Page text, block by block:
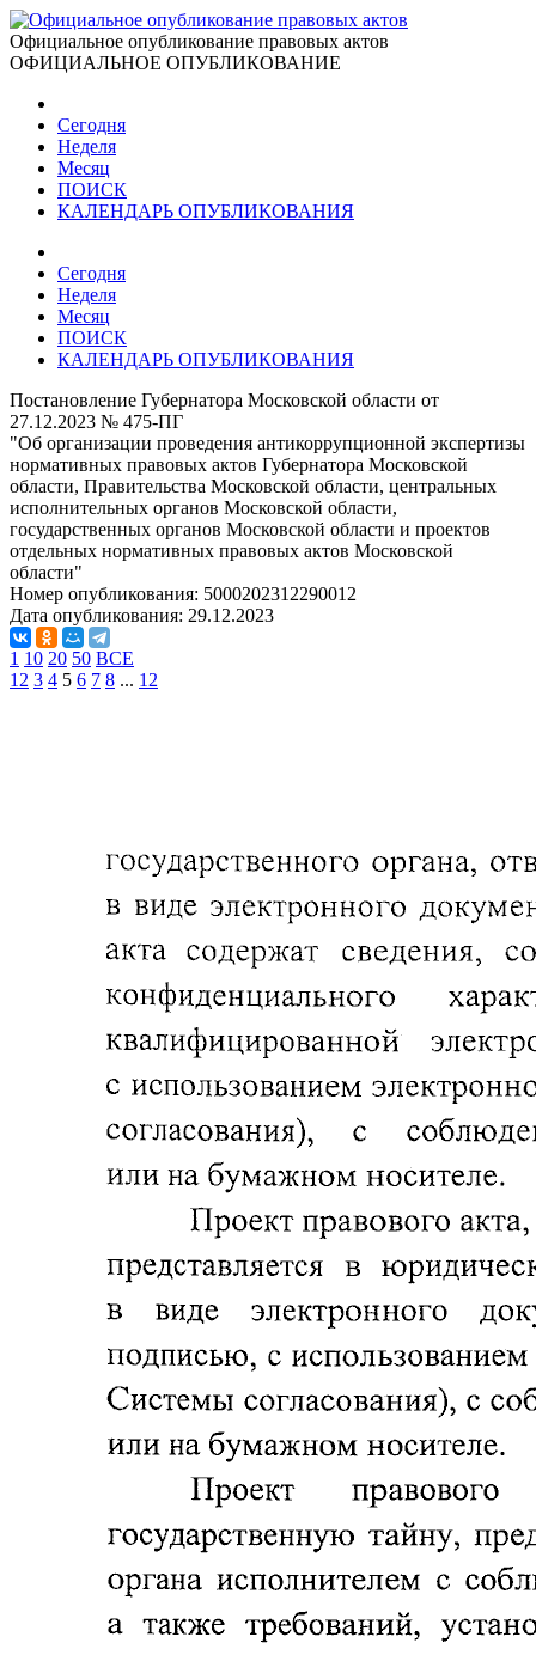
Официальное опубликование правовых актов
ОФИЦИАЛЬНОЕ ОПУБЛИКОВАНИЕ
Сегодня
Неделя
Месяц
ПОИСК
КАЛЕНДАРЬ ОПУБЛИКОВАНИЯ
Сегодня
Неделя
Месяц
ПОИСК
КАЛЕНДАРЬ ОПУБЛИКОВАНИЯ
Постановление Губернатора Московской области от
27.12.2023 № 475-ПГ
"Об организации проведения антикоррупционной экспертизы
нормативных правовых актов Губернатора Московской
области, Правительства Московской области, центральных
исполнительных органов Московской области,
государственных органов Московской области и проектов
отдельных нормативных правовых актов Московской
области"
Номер опубликования: 5000202312290012
Дата опубликования: 29.12.2023
1 10 20 50 ВСЕ
1 2 3 4 5 6 7 8 ... 12